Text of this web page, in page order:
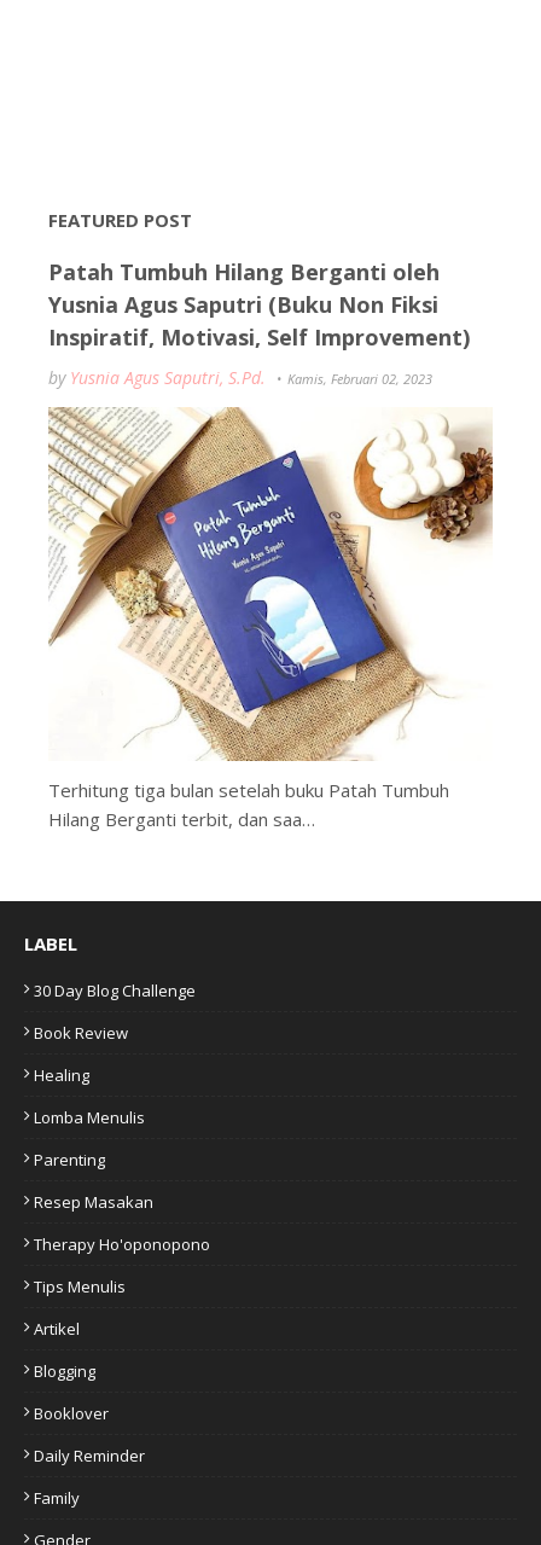
FEATURED POST
Patah Tumbuh Hilang Berganti oleh
Yusnia Agus Saputri (Buku Non Fiksi
Inspiratif, Motivasi, Self Improvement)
by Yusnia Agus Saputri, S.Pd. Kamis, Februari 02, 2023
Terhitung tiga bulan setelah buku Patah Tumbuh
Hilang Berganti terbit, dan saa…
LABEL
30 Day Blog Challenge
Book Review
Healing
Lomba Menulis
Parenting
Resep Masakan
Therapy Ho'oponopono
Tips Menulis
Artikel
Blogging
Booklover
Daily Reminder
Family
Gender